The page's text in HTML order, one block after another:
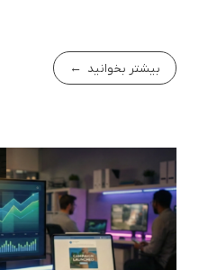
بیشتر بخوانید